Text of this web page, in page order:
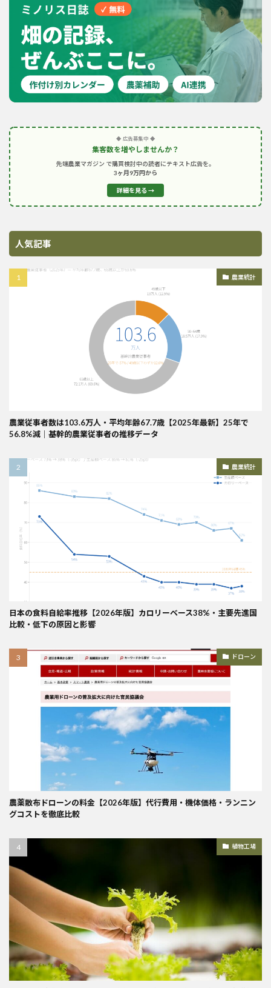
◆ 広告募集中 ◆
集客数を増やしませんか？
先端農業マガジン で購買検討中の読者にテキスト広告を。
3ヶ月9万円から
詳細を見る →
人気記事
農業統計
農業従事者数は103.6万人・平均年齢67.7歳【2025年最新】25年で
56.8%減｜基幹的農業従事者の推移データ
農業統計
日本の食料自給率推移【2026年版】カロリーベース38%・主要先進国
比較・低下の原因と影響
ドローン
農薬散布ドローンの料金【2026年版】代行費用・機体価格・ランニン
グコストを徹底比較
植物工場